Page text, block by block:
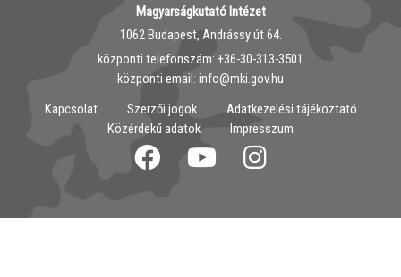
Magyarságkutató Intézet
1062 Budapest, Andrássy út 64.
központi telefonszám: ‭+36-30-313-3501
központi email: info@mki.gov.hu
Kapcsolat
Szerzői jogok
Adatkezelési tájékoztató
Közérdekű adatok
Impresszum